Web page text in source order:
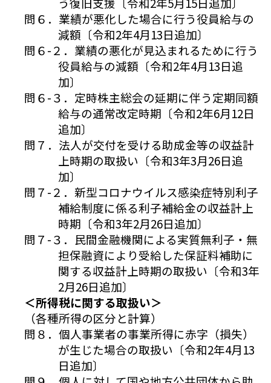
問６．業績が悪化した場合に行う役員給与の
減額〔令和2年4月13日追加〕
問６-２．業績の悪化が見込まれるために行う
役員給与の減額〔令和2年4月13日追
加〕
問６-３．定時株主総会の延期に伴う定期同額
給与の通常改定時期〔令和2年6月12日
追加〕
問７．法人が交付を受ける助成金等の収益計
上時期の取扱い〔令和3年3月26日追
加〕
問７-２．新型コロナウイルス感染症特別利子
補給制度に係る利子補給金の収益計上
時期〔令和3年2月26日追加〕
問７-３．民間金融機関による実質無利子・無
担保融資により受給した保証料補助に
関する収益計上時期の取扱い〔令和3年
2月26日追加〕
＜所得税に関する取扱い＞
（各種所得の区分と計算）
問８．個人事業者の事業所得に赤字（損失）
が生じた場合の取扱い〔令和2年4月13
日追加〕